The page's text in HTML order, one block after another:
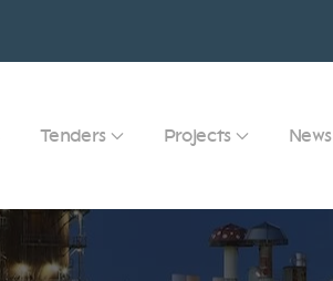
Tenders Projects News